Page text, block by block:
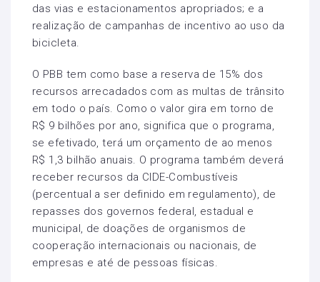
das vias e estacionamentos apropriados; e a
realização de campanhas de incentivo ao uso da
bicicleta.
O PBB tem como base a reserva de 15% dos
recursos arrecadados com as multas de trânsito
em todo o país. Como o valor gira em torno de
R$ 9 bilhões por ano, significa que o programa,
se efetivado, terá um orçamento de ao menos
R$ 1,3 bilhão anuais. O programa também deverá
receber recursos da CIDE-Combustíveis
(percentual a ser definido em regulamento), de
repasses dos governos federal, estadual e
municipal, de doações de organismos de
cooperação internacionais ou nacionais, de
empresas e até de pessoas físicas.